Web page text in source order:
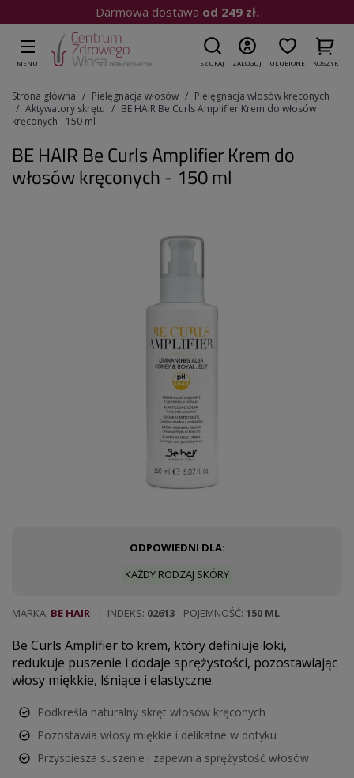
Darmowa dostawa od 249 zł.
MENU SZUKAJ ZALOGUJ ULUBIONE KOSZYK
Strona główna Pielęgnacja włosów
Pielęgnacja włosów kręconych
Aktywatory skrętu
BE HAIR Be Curls Amplifier Krem do włosów
kręconych - 150 ml
BE HAIR Be Curls Amplifier Krem do
włosów kręconych - 150 ml
ODPOWIEDNI DLA:
KAŻDY RODZAJ SKÓRY
INDEKS 02613
MARKA BE HAIR POJEMNOŚĆ 150 ML
Be Curls Amplifier to krem, który definiuje loki,
redukuje puszenie i dodaje sprężystości, pozostawiając
włosy miękkie, lśniące i elastyczne.
Podkreśla naturalny skręt włosów kręconych
Pozostawia włosy miękkie i delikatne w dotyku
Przyspiesza suszenie i zapewnia sprężystość włosów